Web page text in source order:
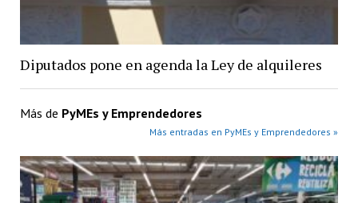
Diputados pone en agenda la Ley de alquileres
Más de PyMEs y Emprendedores
Más entradas en PyMEs y Emprendedores »